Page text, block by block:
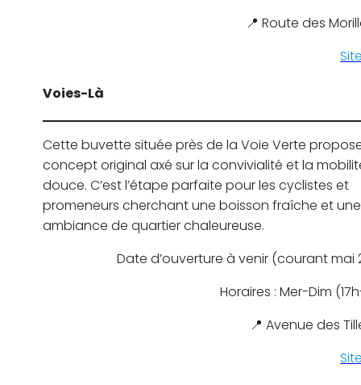
📍 Route des
Voies-Là
Cette buvette située près de la Voie Verte
concept original axé sur la convivialité et la
douce. C’est l’étape parfaite pour les cyclistes et
promeneurs cherchant une boisson fraîche et une
ambiance de quartier chaleureuse.
Date d’ouverture à venir (courant mai
Horaires : Mer-Dim
📍 Avenue des